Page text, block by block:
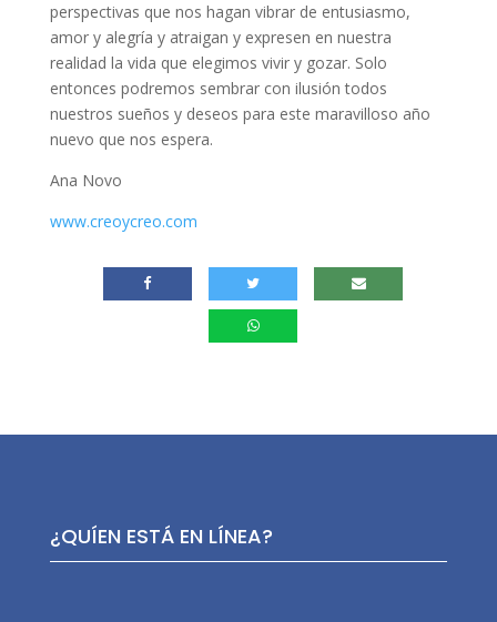
perspectivas que nos hagan vibrar de entusiasmo,
amor y alegría y atraigan y expresen en nuestra
realidad la vida que elegimos vivir y gozar. Solo
entonces podremos sembrar con ilusión todos
nuestros sueños y deseos para este maravilloso año
nuevo que nos espera.
Ana Novo
www.creoycreo.com
¿QUÍEN ESTÁ EN LÍNEA?